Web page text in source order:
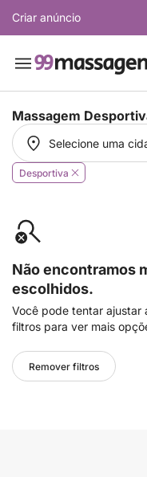
Criar anúncio
Massagem
Selecione uma cidade
Selecione uma
Desportiva
Não encontramos
escolhidos.
Você pode tentar ajustar
filtros para ver mais
Remover filtros